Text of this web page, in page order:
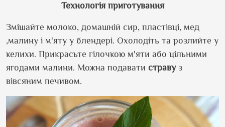
Технологія приготування
Змішайте молоко, домашній сир, пластівці, мед
,малину і м'яту у блендері. Охолодіть та розлийте у
келихи. Прикрасьте гілочкою м'яти або цільними
ягодами малини. Можна подавати стравуз
вівсяним печивом.